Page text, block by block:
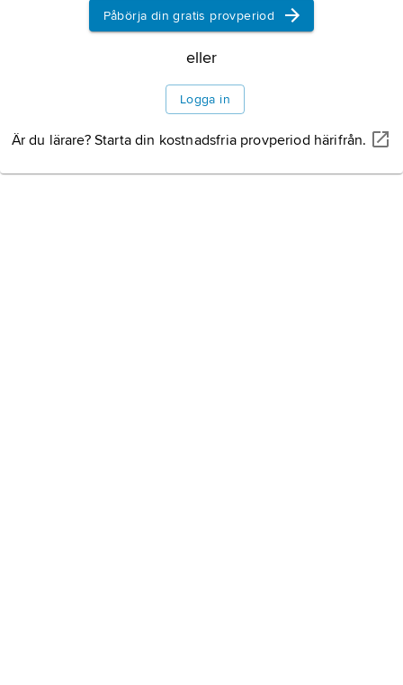
Påbörja din gratis provperiod
eller
Logga in
Är du lärare? Starta din kostnadsfria provperiod härifrån.